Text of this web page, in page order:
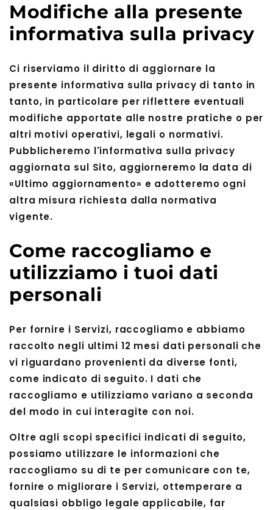
Modifiche alla presente
informativa sulla privacy
Ci riserviamo il diritto di aggiornare la
presente informativa sulla privacy di tanto in
tanto, in particolare per riflettere eventuali
modifiche apportate alle nostre pratiche o per
altri motivi operativi, legali o normativi.
Pubblicheremo l'informativa sulla privacy
aggiornata sul Sito, aggiorneremo la data di
«Ultimo aggiornamento» e adotteremo ogni
altra misura richiesta dalla normativa
vigente.
Come raccogliamo e
utilizziamo i tuoi dati
personali
Per fornire i Servizi, raccogliamo e abbiamo
raccolto negli ultimi 12 mesi dati personali che
vi riguardano provenienti da diverse fonti,
come indicato di seguito. I dati che
raccogliamo e utilizziamo variano a seconda
del modo in cui interagite con noi.
Oltre agli scopi specifici indicati di seguito,
possiamo utilizzare le informazioni che
raccogliamo su di te per comunicare con te,
fornire o migliorare i Servizi, ottemperare a
qualsiasi obbligo legale applicabile, far